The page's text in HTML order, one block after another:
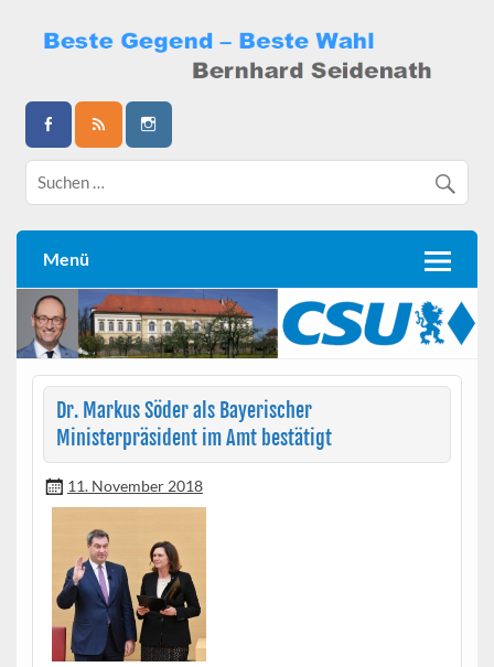
content
Bernhard Seidenath
Menü
Dr. Markus Söder als Bayerischer
Ministerpräsident im Amt bestätigt
11. November 2018